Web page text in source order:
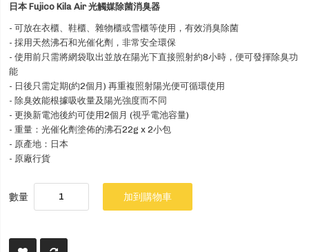
日本 Fujico Kila Air 光觸媒除菌消臭器
- 可放在衣櫃、鞋櫃、雜物櫃或雪櫃等使用，有效消臭除菌
- 採用天然沸石和光催化劑，非常安全環保
- 使用前只需將網袋取出並放在陽光下直接照射約8小時，便可發揮除臭功
能
- 日後只需定期(約2個月) 再重複照射陽光便可循環使用
- 除臭效能根據吸收量及陽光強度而不同
- 更換新電池後約可使用2個月 (視乎電池容量)
- 重量：光催化劑塗佈的沸石22g x 2小包
- 原產地：日本
- 原廠行貨
數量 加到購物車